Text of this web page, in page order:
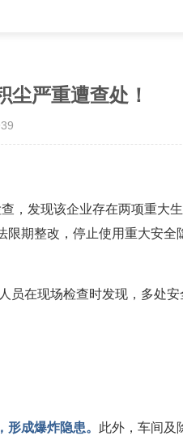
尘严重遭查处！
，发现该企业存在两项重大
期整改，停止使用重大安全
员在现场检查时发现，多处
成爆炸隐患。 此外，车间及